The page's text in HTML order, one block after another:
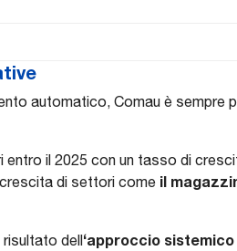
automatico, Comau è sempre
entro il 2025 con un tasso di
di settori come il
risultato dell‘approccio sistemico